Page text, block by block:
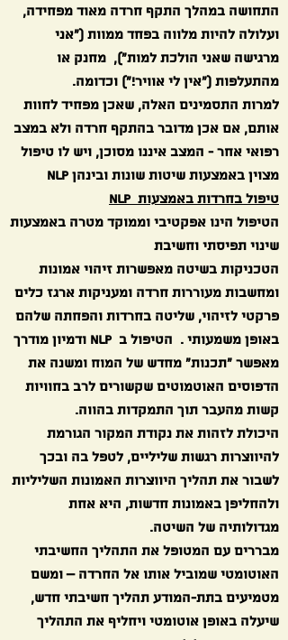
התחושה במהלך התקף חרדה מאוד מפחידה,
ועלולה להיות מלווה בפחד ממוות ("אני
מרגישה שאני הולכת למות"), מחנק או
מהתעלפות ("אין לי אוויר!") וכדומה.
למרות התסמינים האלה, שאכן מפחיד לחוות
אותם, אם אכן מדובר בהתקף חרדה ולא במצב
רפואי אחר - המצב איננו מסוכן, ויש לו טיפול
מצוין באמצעות שיטות שונות ובינהן NLP
NLP טיפול בחרדות באמצעות
הטיפול הינו אפקטיבי וממוקד מטרה באמצעות
שינוי תפיסתי וחשיבת
הטכניקות בשיטה מאפשרות זיהוי אמונות
ומחשבות מעוררות חרדה ומעניקות ארגז כלים
פרקטי לזיהוי, שליטה בחרדות והפחתה שלהם
באופן משמעותי .
הטיפול ב NLP ודמיון מודרך
מאפשר "תכנות" מחדש של המוח ומשנה את
הדפוסים האוטמוטים שקשורים לרב בחוויות
קשות מהעבר תוך התמקדות בהווה.
​היכולת לזהות את נקודת המקור הגורמת
להיווצרות רגשות שליליים, לטפל בה ובכך
לשבור את תהליך היווצרות האמונות השליליות
ולהחליפן באמונות חדשות, היא אחת
מגדולותיה של השיטה.
מבררים עם המטופל את התהליך החשיבתי
האוטומטי שמוביל אותו אל החרדה – ומשם
מטמיעים בתת-המודע תהליך חשיבתי חדש,
שיעלה באופן אוטומטי ויחליף את התהליך